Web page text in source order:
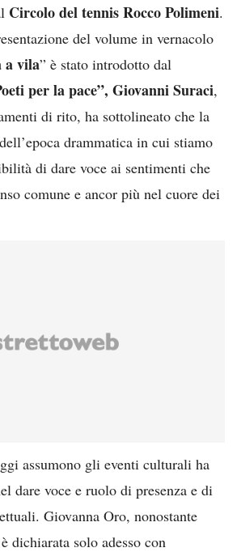
Circolo del tennis Rocco Polimeni.
del volume in vernacolo
a vila” è stato introdotto dal
per la pace”, Giovanni Suraci,
di rito, ha sottolineato che la
drammatica in cui stiamo
di dare voce ai sentimenti che
comune e ancor più nel cuore dei
assumono gli eventi culturali ha
dare voce e ruolo di presenza e di
Giovanna Oro, nonostante
dichiarata solo adesso con